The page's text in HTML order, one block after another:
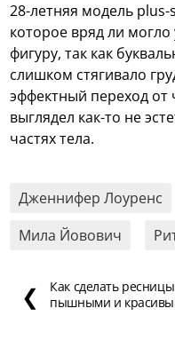
28-летняя модель plus-
которое вряд ли
фигуру, так как
слишком стягивало
эффектный переход от
выглядел как-то не
частях тела.
Дженнифер Лоуренс
Мила Йовович
❮
Как сделать ресницы
пышными и